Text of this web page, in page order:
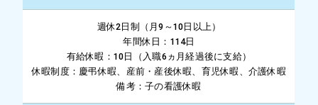
週休2日制（月9～10日以上）
年間休日：114日
有給休暇：10日（入職6ヵ月経過後に支給）
休暇制度：慶弔休暇、産前・産後休暇、育児休暇、介護休暇
備考：子の看護休暇